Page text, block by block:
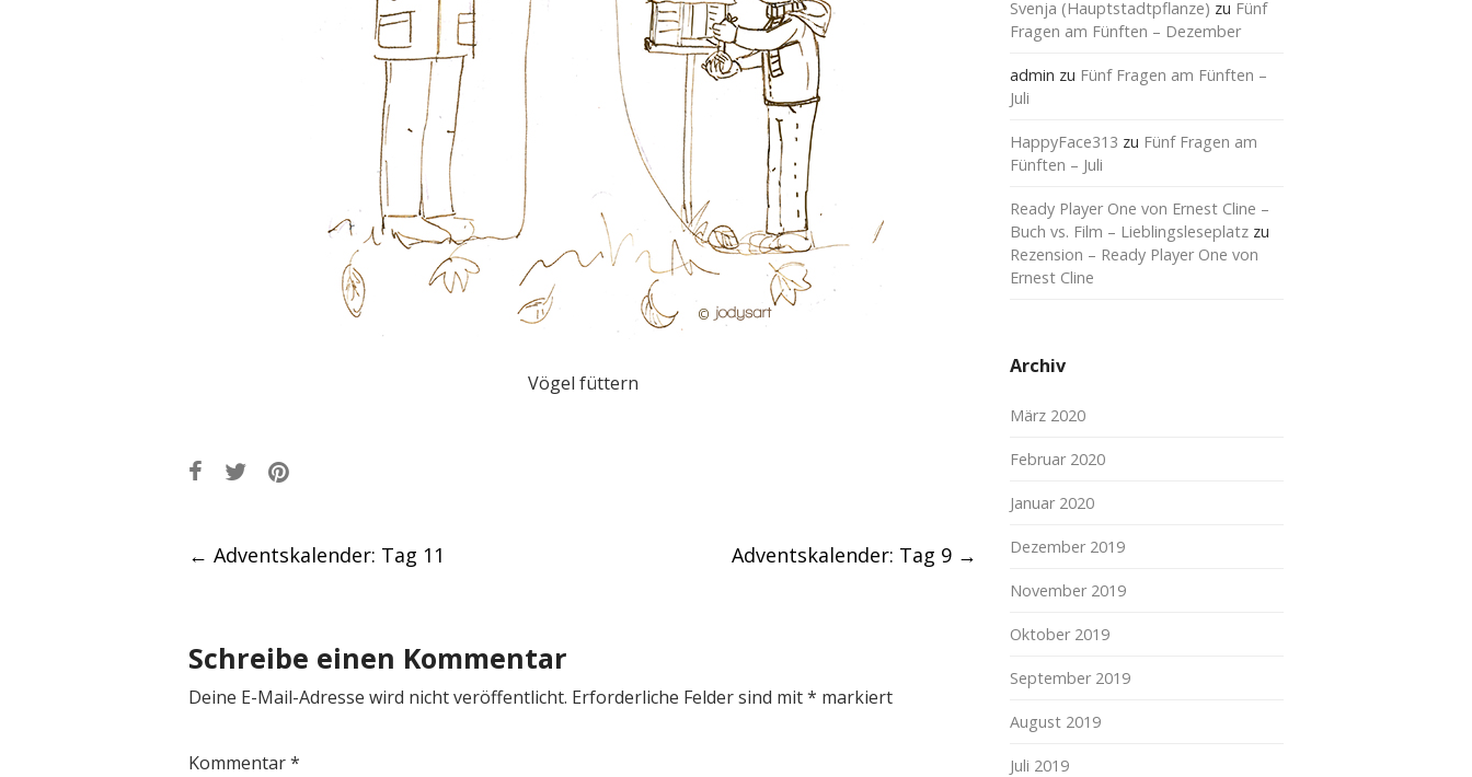
Vögel füttern
Post
← Adventskalender: Tag 11 Adventskalender: Tag 9 →
Schreibe einen Kommentar
Deine E-Mail-Adresse wird nicht veröffentlicht. Erforderliche Felder sind mit* markiert
Kommentar*
Svenja (Hauptstadtpflanze) zu Fünf
Fragen am Fünften – Dezember
admin zu Fünf Fragen am Fünften –
Juli
HappyFace313 zu Fünf Fragen am
Fünften – Juli
Ready Player One von Ernest Cline –
Buch vs. Film – Lieblingsleseplatz zu
Rezension – Ready Player One von
Ernest Cline
Archiv
März 2020
Februar 2020
Januar 2020
Dezember 2019
November 2019
Oktober 2019
September 2019
August 2019
Juli 2019